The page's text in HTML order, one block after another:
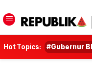
Hot Topics: #Gubernur